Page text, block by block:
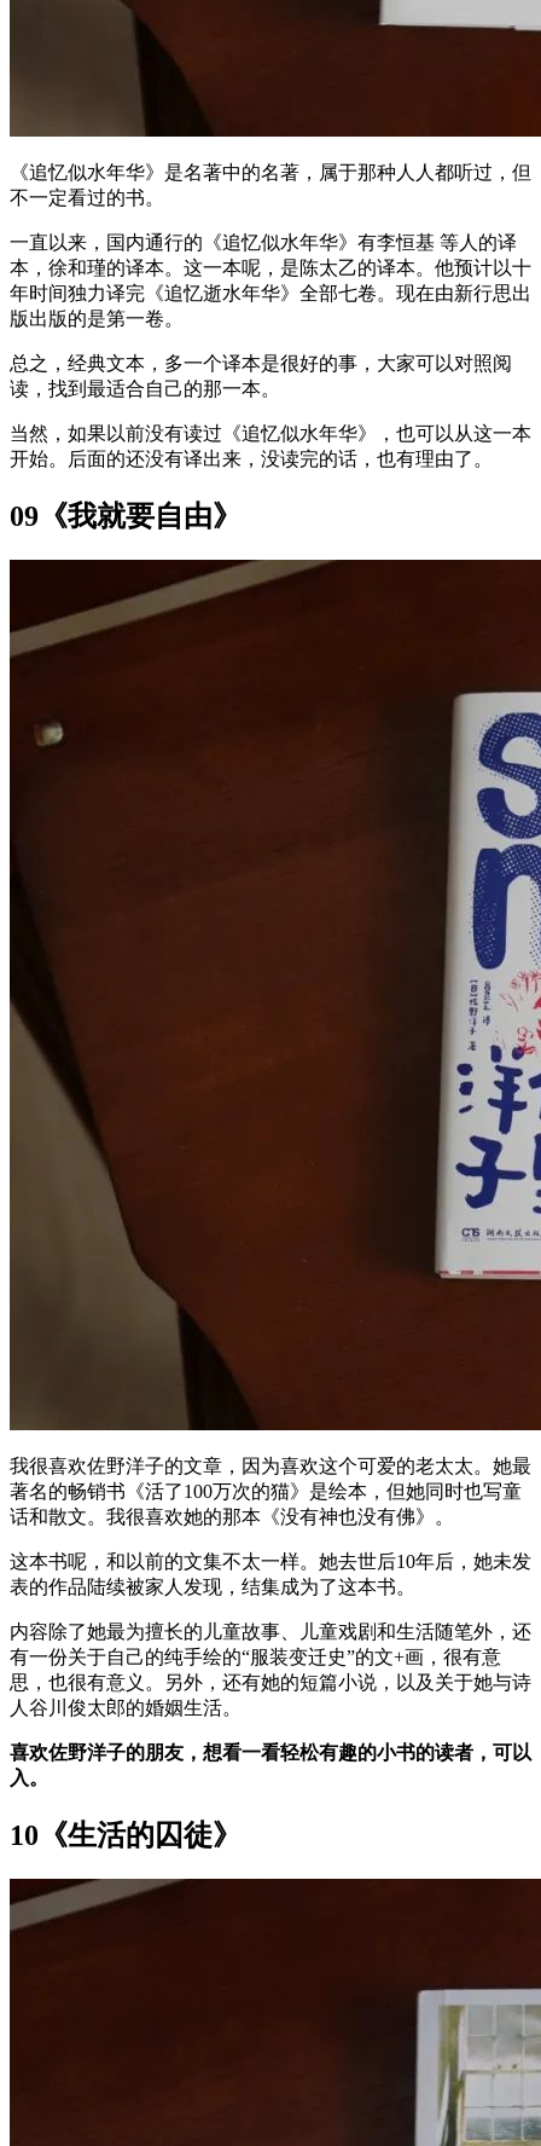
《追忆似水年华》是名著中的名著，属于那种人人都听过，但
不一定看过的书。
一直以来，国内通行的《追忆似水年华》有李恒基 等人的译
本，徐和瑾的译本。这一本呢，是陈太乙的译本。他预计以十
年时间独力译完《追忆逝水年华》全部七卷。现在由新行思出
版出版的是第一卷。
总之，经典文本，多一个译本是很好的事，大家可以对照阅
读，找到最适合自己的那一本。
当然，如果以前没有读过《追忆似水年华》，也可以从这一本
开始。后面的还没有译出来，没读完的话，也有理由了。
09《我就要自由》
我很喜欢佐野洋子的文章，因为喜欢这个可爱的老太太。她最
著名的畅销书《活了100万次的猫》是绘本，但她同时也写童
话和散文。我很喜欢她的那本《没有神也没有佛》。
这本书呢，和以前的文集不太一样。她去世后10年后，她未发
表的作品陆续被家人发现，结集成为了这本书。
内容除了她最为擅长的儿童故事、儿童戏剧和生活随笔外，还
有一份关于自己的纯手绘的“服装变迁史”的文+画，很有意
思，也很有意义。另外，还有她的短篇小说，以及关于她与诗
人谷川俊太郎的婚姻生活。
喜欢佐野洋子的朋友，想看一看轻松有趣的小书的读者，可以
入。
10《生活的囚徒》